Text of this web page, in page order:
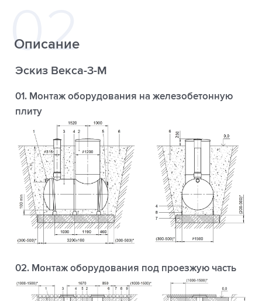
Описание
Эскиз Векса-3-М
01. Монтаж оборудования на железобетонную
плиту
02. Монтаж оборудования под проезжую часть